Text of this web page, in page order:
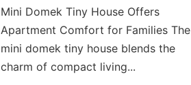
Mini Domek Tiny House Offers
Apartment Comfort for Families The
mini domek tiny house blends the
charm of compact living...